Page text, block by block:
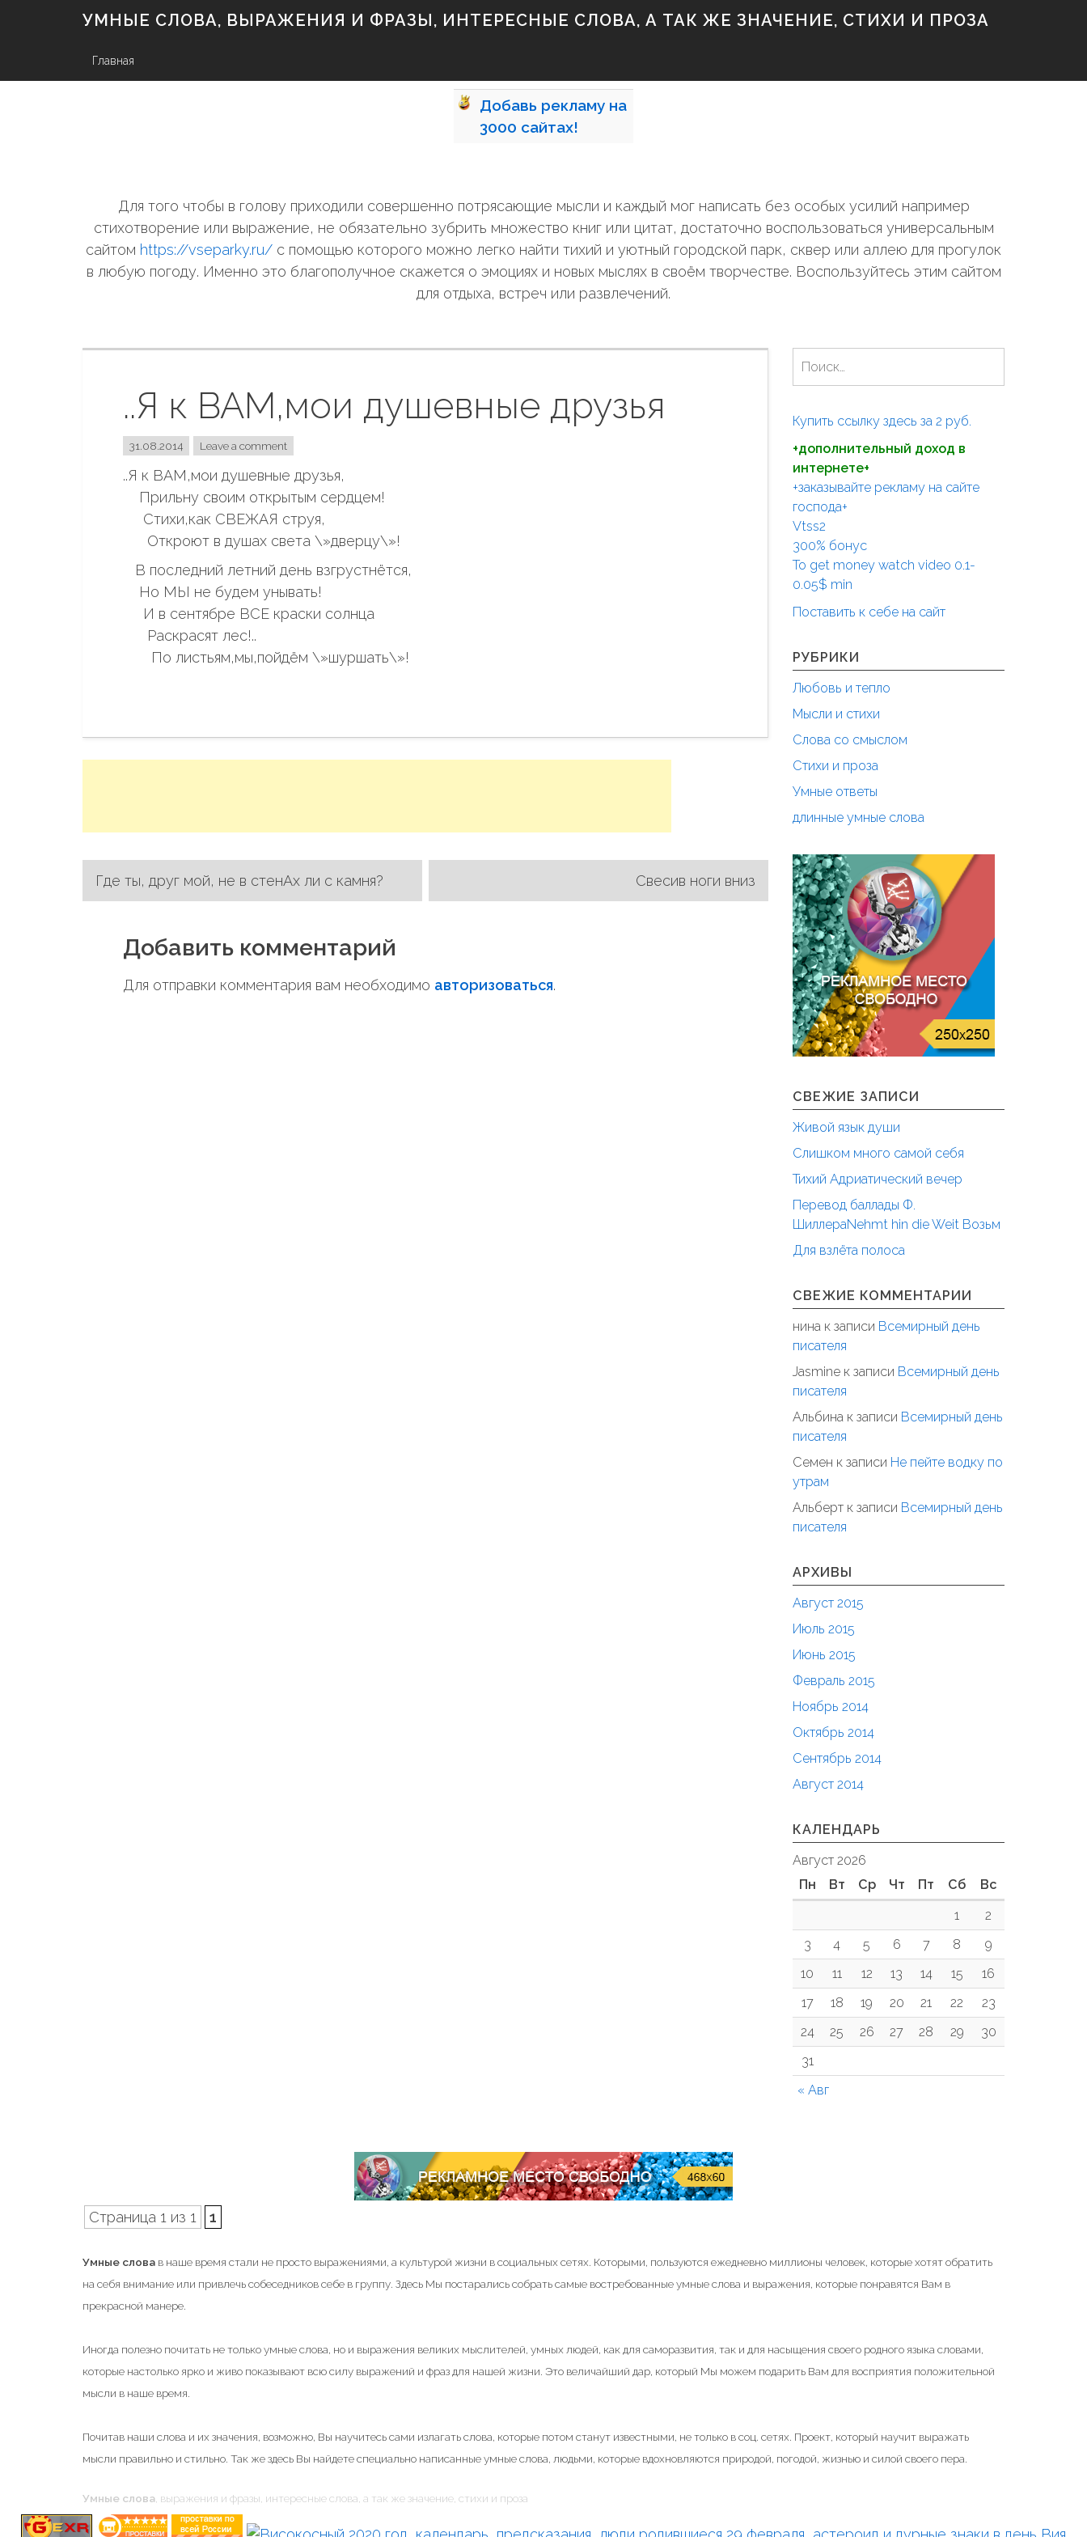
УМНЫЕ СЛОВА, ВЫРАЖЕНИЯ И ФРАЗЫ, ИНТЕРЕСНЫЕ СЛОВА, А ТАК ЖЕ ЗНАЧЕНИЕ, СТИХИ И ПРОЗА
k
p
Главная
Добавь рекламу на
3000 сайтах!
Для того чтобы в голову приходили совершенно потрясающие мысли и каждый мог написать без особых усилий например
стихотворение или выражение, не обязательно зубрить множество книг или цитат, достаточно воспользоваться универсальным
сайтом https://vseparky.ru/ с помощью которого можно легко найти тихий и уютный городской парк, сквер или аллею для прогулок
в любую погоду. Именно это благополучное скажется о эмоциях и новых мыслях в своём творчестве. Воспользуйтесь этим сайтом
для отдыха, встреч или развлечений.
..Я к ВАМ,мои душевные друзья
31.08.2014 Leave a comment
..Я к ВАМ,мои душевные друзья,
Прильну своим открытым сердцем!
Стихи,как СВЕЖАЯ струя,
Откроют в душах света \»дверцу\»!
В последний летний день взгрустнётся,
Но МЫ не будем унывать!
И в сентябре ВСЕ краски солнца
Раскрасят лес!..
По листьям,мы,пойдём \»шуршать\»!
Н
Где ты, друг мой, не в стенАх ли с камня? Свесив ноги вниз
Добавить комментарий
Для отправки комментария вам необходимо авторизоваться.
т
:
Купить ссылку здесь за 2 руб.
+дополнительный доход в
интернете+
+заказывайте рекламу на сайте
господа+
Vtss2
300% бонус
To get money watch video 0.1-
0.05$ min
Поставить к себе на сайт
РУБРИКИ
Любовь и тепло
Мысли и стихи
Слова со смыслом
Стихи и проза
Умные ответы
длинные умные слова
СВЕЖИЕ ЗАПИСИ
Живой язык души
Слишком много самой себя
Тихий Адриатический вечер
Перевод баллады Ф.
ШиллераNehmt hin die Weit Возьм
Для взлёта полоса
СВЕЖИЕ КОММЕНТАРИИ
нина к записи Всемирный день
писателя
Jasmineк записи Всемирный день
писателя
Альбинак записи Всемирный день
писателя
Семен к записи Не пейте водку по
утрам
Альбертк записи Всемирный день
писателя
АРХИВЫ
Август 2015
Июль 2015
Июнь 2015
Февраль 2015
Ноябрь 2014
Октябрь 2014
Сентябрь 2014
Август 2014
КАЛЕНДАРЬ
Август 2026
Пн
Вт Ср Чт Пт Сб Вс
« Авг
1
2
3
4 5 6 7 8
9
10
11 12 13 14 15
16
17
18 19 20 21 22
23
24
25 26 27 28 29
30
31
Страница 1 из 1 1
Умные слова в наше время стали не просто выражениями, а культурой жизни в социальных сетях. Которыми, пользуются ежедневно миллионы человек, которые хотят обратить
на себя внимание или привлечь собеседников себе в группу. Здесь Мы постарались собрать самые востребованные умные слова и выражения, которые понравятся Вам в
прекрасной манере.
Иногда полезно почитать не только умные слова, но и выражения великих мыслителей, умных людей, как для саморазвития, так и для насыщения своего родного языка словами,
которые настолько ярко и живо показывают всю силу выражений и фраз для нашей жизни. Это величайший дар, который Мы можем подарить Вам для восприятия положительной
мысли в наше время.
Почитав наши слова и их значения, возможно, Вы научитесь сами излагать слова, которые потом станут известными, не только в соц. сетях. Проект, который научит выражать
мысли правильно и стильно. Так же здесь Вы найдете специально написанные умные слова, людьми, которые вдохновляются природой, погодой, жизнью и силой своего пера.
Умные слова , выражения и фразы, интересные слова, а так же значение, стихи и проза